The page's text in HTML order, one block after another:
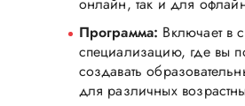
Программа: Включает в
специализацию, где вы
создавать
для различных